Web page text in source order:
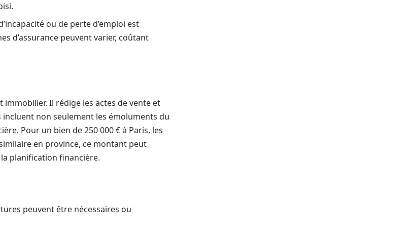
ou de perte d’emploi est
d’assurance peuvent varier, coûtant
Il rédige les actes de vente et
non seulement les émoluments du
Pour un bien de 250 000 € à Paris, les
en province, ce montant peut
planification financière.
peuvent être nécessaires ou